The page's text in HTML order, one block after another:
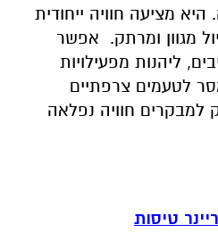
מציעה חוויה ייחודית
מגוון ומרתק. אפשר
ליהנות מפעילויות
לטעמים צרפתיים
למבקרים חוויה נפלאה
ריינר טיסות